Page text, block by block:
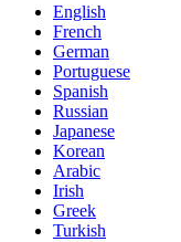
English
French
German
Portuguese
Spanish
Russian
Japanese
Korean
Arabic
Irish
Greek
Turkish